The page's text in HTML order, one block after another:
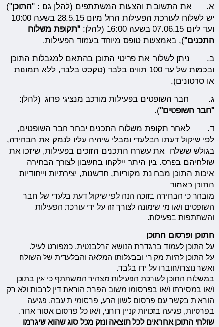
א. את התשובות והצעות המשתתפים (להלן גם : "התוכן")
יש לשלוח לעורכת הפעילות החל מיום 28.5.15 בשעה 10:00
ועד ליום 07.06.15 בשעה 16:00 (להלן:
"תקופת משלוח
התכנים"), באמצעות טופס מיוחד בעמוד הפעילות.
ב. ניתן לשלוח את פריטי התוכן בהתאם למגבלות התוכן
ובכמות של עד 100 תווים בלבד (טקסט בלבד, ללא תמונות
או סרטונים).
ג. חבר השופטים בפעילות מורכב מנציגי פרוגי (להלן:
"חבר השופטים").
ד. לאחר תקופת משלוח התכנים יבחר חבר השופטים,
לפי שיקול דעתו הבלעדי ומבלי שיהיה עליו לנמק את הבחירה,
בגולש ששלח את עשרת התכנים הזוכים בפעילות, שיזכו את
שולחיהם בפרס. בין היתר יילקחו בחשבון לצורך הבחירה
איכות התוכן מבחינת מקוריות, חדשנות, יצירתיות וייחודיות
התוכן כאמור.
מובהר כי הבחירה בזוכה הנה לפי שיקול דעת בלעדי של חבר
השופטים ו/או מי שימונה לצורך זה על ידי עורכת הפעילות
והשתתפות בפעילות.
התוכן ופרסום התוכן
על התוכן לעמוד בהגדרת הנושא הרלבנטית, כמפורט לעיל.
על התוכן להיות מקורי ובבעלותו המלאה והבלעדית של השולח
ואשר נוצרו/חוברו על ידו בלבד.
במשלוח התוכן לעורכת הפעילות מצהיר המשתתף כי אין בתוכן
ו/או במסירתו ו/או בפרסומו משום הפרת הוראת דין לרבות ולא רק
הוראות בקשר עם פרסום לשון הרע, פרסומי תועבה, פגיעה
בפרטיות, פגיעה בזכויות קניין רוחני, ו/או כל פרסום אסור אחר.
שולחי התוכן אחראים לכל תוצאה ונזק מכל סוג שהוא שיגרמו